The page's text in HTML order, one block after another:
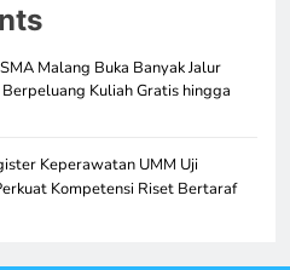
Malang Buka Banyak Jalur
Kuliah Gratis hingga
Keperawatan UMM Uji
Kompetensi Riset Bertaraf